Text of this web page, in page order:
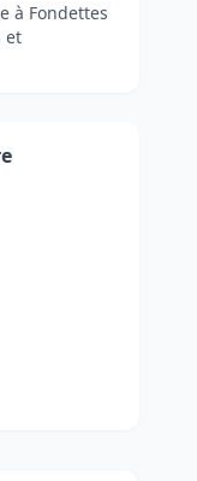
à Fondettes
et